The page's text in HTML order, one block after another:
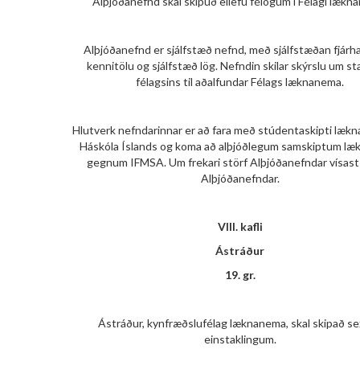
Alþjóðanefnd er sjálfstæð nefnd, með sjálfstæðan
kennitölu og sjálfstæð lög. Nefndin skilar skýrslu um
félagsins til aðalfundar Félags læknanema.
Hlutverk nefndarinnar er að fara með stúdentaskipti
Háskóla Íslands og koma að alþjóðlegum samskiptum
gegnum IFMSA. Um frekari störf Alþjóðanefndar
Alþjóðanefndar.
VIII. kafli
Ástráður
19. gr.
Ástráður, kynfræðslufélag læknanema, skal skipað
einstaklingum.